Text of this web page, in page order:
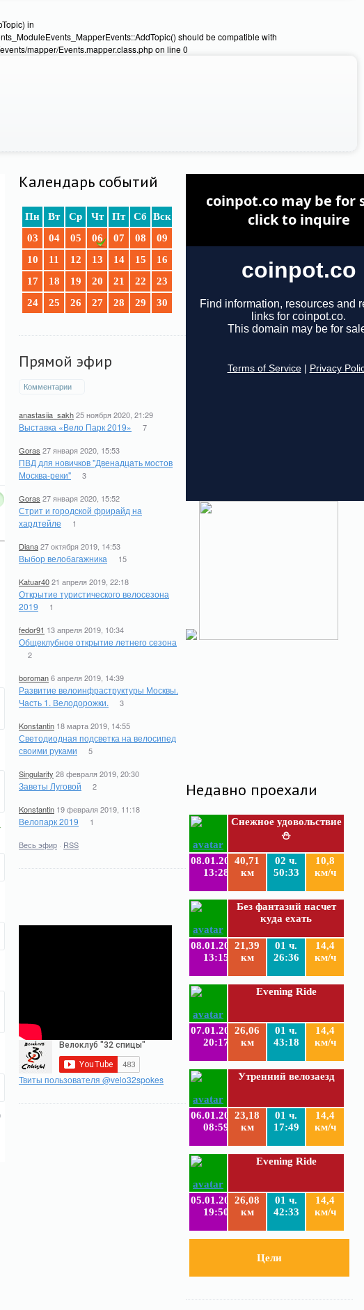
in
should be compatible with
mapper/Events.mapper.class.php on line 0
Недавно проехали
Снежное удовольствие
⛄
08.01.2019
13:28
40,71
км
02 ч.
50:33
10,8
км/ч
Без фантазий насчет
куда ехать
08.01.2019
13:15
21,39
км
01 ч.
26:36
14,4
км/ч
Evening Ride
07.01.2019
20:17
26,06
км
01 ч.
43:18
14,4
км/ч
Утренний велозаезд
06.01.2019
08:59
23,18
км
01 ч.
17:49
14,4
км/ч
Evening Ride
05.01.2019
19:50
26,08
км
01 ч.
42:33
14,4
км/ч
Цели
Календарь событий
Пн Вт Ср Чт Пт Сб
Вск
03
04 05 06 07 08
09
10
11 12 13 14 15
16
17
18 19 20 21 22
23
24
25 26 27 28 29 30
Прямой эфир
Комментарии
anastasiia_sakh25 ноября 2020, 21:29
Выставка «Вело Парк 2019» 7
Goras 27 января 2020, 15:53
ПВД для новичков "Двенадцать мостов
Москва-реки"
3
Goras 27 января 2020, 15:52
Стрит и городской фрирайд на
хардтейле
1
Diana27 октября 2019, 14:53
Выбор велобагажника 15
Katuar4021 апреля 2019, 22:18
Открытие туристического велосезона
2019
1
fedor91 13 апреля 2019, 10:34
Общеклубное открытие летнего сезона
2
boroman6 апреля 2019, 14:39
Развитие велоинфраструктуры Москвы.
Часть 1. Велодорожки.
3
Konstantin 18 марта 2019, 14:55
Светодиодная подсветка на велосипед
своими руками
5
Singularity 28 февраля 2019, 20:30
Заветы Луговой 2
Konstantin 19 февраля 2019, 11:18
Велопарк 2019 1
Весь эфир · RSS
Твиты пользователя @velo32spokes